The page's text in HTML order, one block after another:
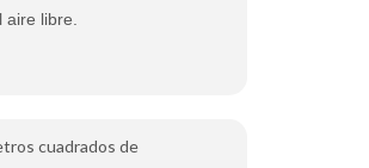
libre.
cuadrados de